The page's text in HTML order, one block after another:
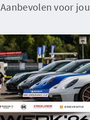
Aanbevolen voor jou